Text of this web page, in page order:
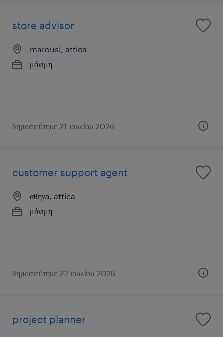
store advisor
marousi, attica
μόνιμη
δημοσιεύτηκε 21 ιουλίου 2026
customer support agent
αθηνα, attica
μόνιμη
δημοσιεύτηκε 22 ιουλίου 2026
project planner